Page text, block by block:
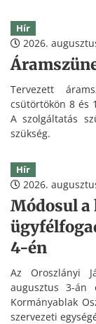
Hír
2026.
Tervezett
csütörtökön 8 és
A szolgáltatás
szükség.
Hír
2026.
Módosul
4-én
Az Oroszlányi
augusztus 3-
Kormányablak
szervezeti